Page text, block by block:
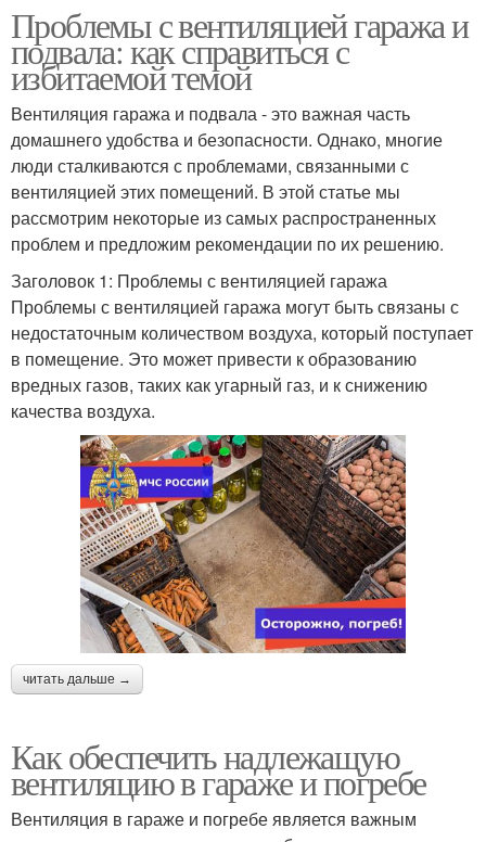
Проблемы с вентиляцией гаража и
подвала: как справиться с
избитаемой темой
Вентиляция гаража и подвала - это важная часть
домашнего удобства и безопасности. Однако, многие
люди сталкиваются с проблемами, связанными с
вентиляцией этих помещений. В этой статье мы
рассмотрим некоторые из самых распространенных
проблем и предложим рекомендации по их решению.
Заголовок 1: Проблемы с вентиляцией гаража
Проблемы с вентиляцией гаража могут быть связаны с
недостаточным количеством воздуха, который поступает
в помещение. Это может привести к образованию
вредных газов, таких как угарный газ, и к снижению
качества воздуха.
читать дальше →
Как обеспечить надлежащую
вентиляцию в гараже и погребе
Вентиляция в гараже и погребе является важным